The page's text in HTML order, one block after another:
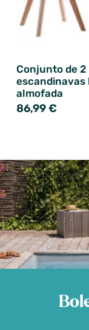
Conjunto de
escandinavas
almofada
86,99 €